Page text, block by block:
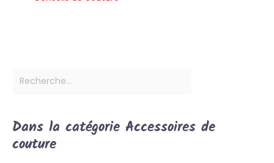
Dans la catégorie Accessoires de
couture